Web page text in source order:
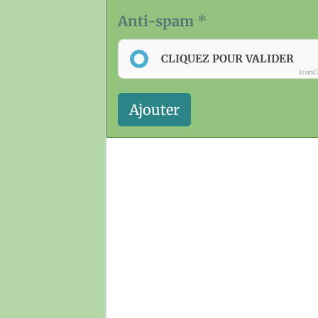
Anti-spam
CLIQUEZ POUR VALIDER
Ajouter